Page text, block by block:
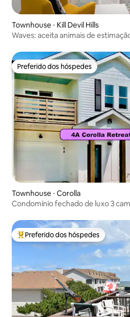
Townhouse ⋅ Kill Devil Hills
Waves: aceita animais de
Preferido dos hóspedes
Preferido dos hóspedes
Townhouse ⋅ Corolla
Condomínio fechado de luxo 3
Entre os melhores preferidos dos
Preferido dos hóspedes